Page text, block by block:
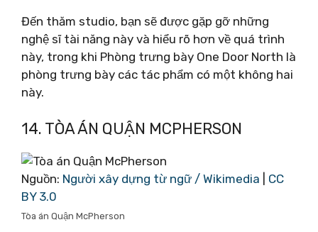
Đến thăm studio, bạn sẽ được gặp gỡ những
nghệ sĩ tài năng này và hiểu rõ hơn về quá trình
này, trong khi Phòng trưng bày One Door North là
phòng trưng bày các tác phẩm có một không hai
này.
14. TÒA ÁN QUẬN MCPHERSON
Nguồn: Người xây dựng từ ngữ / Wikimedia
CC
BY 3.0
Tòa án Quận McPherson